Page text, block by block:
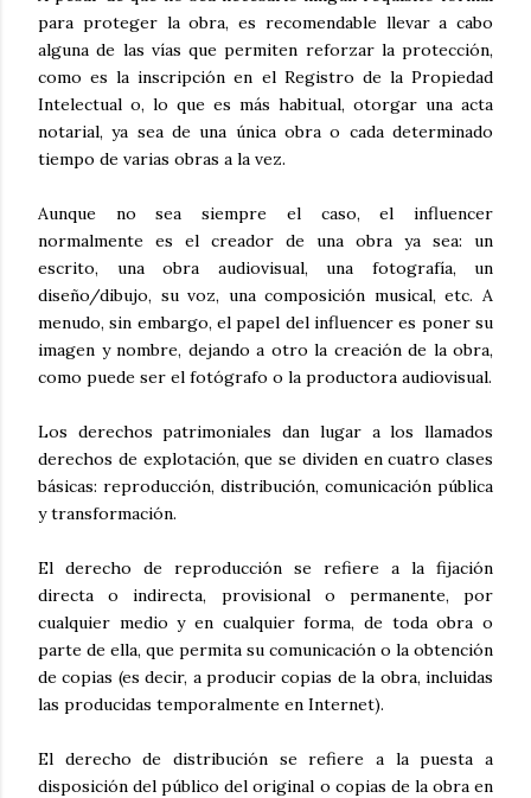
para proteger la obra, es recomendable llevar a cabo
alguna de las vías que permiten reforzar la protección,
como es la inscripción en el Registro de la Propiedad
Intelectual o, lo que es más habitual, otorgar una acta
notarial, ya sea de una única obra o cada determinado
tiempo de varias obras a la vez.
Aunque no sea siempre el caso, el influencer
normalmente es el creador de una obra ya sea: un
escrito, una obra audiovisual, una fotografía, un
diseño/dibujo, su voz, una composición musical, etc. A
menudo, sin embargo, el papel del influencer es poner su
imagen y nombre, dejando a otro la creación de la obra,
como puede ser el fotógrafo o la productora audiovisual.
Los derechos patrimoniales dan lugar a los llamados
derechos de explotación, que se dividen en cuatro clases
básicas: reproducción, distribución, comunicación pública
y transformación.
El derecho de reproducción se refiere a la fijación
directa o indirecta, provisional o permanente, por
cualquier medio y en cualquier forma, de toda obra o
parte de ella, que permita su comunicación o la obtención
de copias (es decir, a producir copias de la obra, incluidas
las producidas temporalmente en Internet).
El derecho de distribución se refiere a la puesta a
disposición del público del original o copias de la obra en